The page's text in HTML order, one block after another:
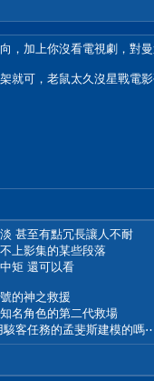
，加上你沒看電視劇，對
就可，老鼠太久沒星戰電
甚至有點冗長讓人不耐
上影集的某些段落
矩 還可以看
的神之救援
名角色的第二代救場
駭客任務的孟斐斯建模的